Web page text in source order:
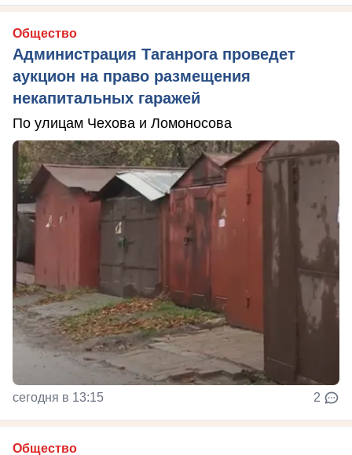
Общество
Администрация Таганрога проведет
аукцион на право размещения
некапитальных гаражей
По улицам Чехова и Ломоносова
сегодня в 13:15 2
Общество